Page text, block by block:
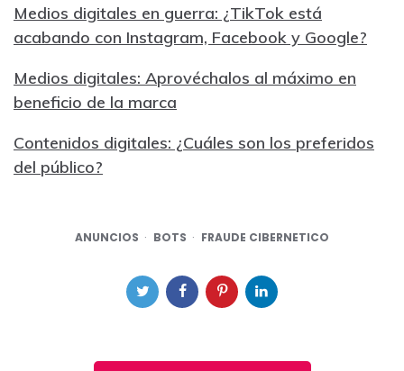
Medios digitales en guerra: ¿TikTok está
acabando con Instagram, Facebook y Google?
Medios digitales: Aprovéchalos al máximo en
beneficio de la marca
Contenidos digitales: ¿Cuáles son los preferidos
del público?
ANUNCIOS BOTS FRAUDE CIBERNETICO